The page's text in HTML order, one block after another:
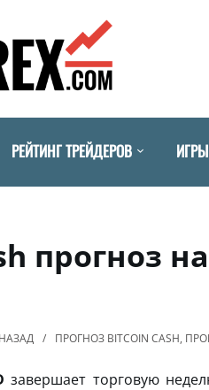
РЕЙТИНГ ТРЕЙДЕРОВ ИГРЫ
прогноз
НАЗАД ПРОГНОЗ BITCOIN CASH,
завершает торговую